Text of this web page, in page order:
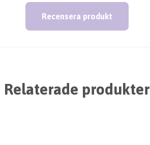
Recensera produkt
Relaterade produkter